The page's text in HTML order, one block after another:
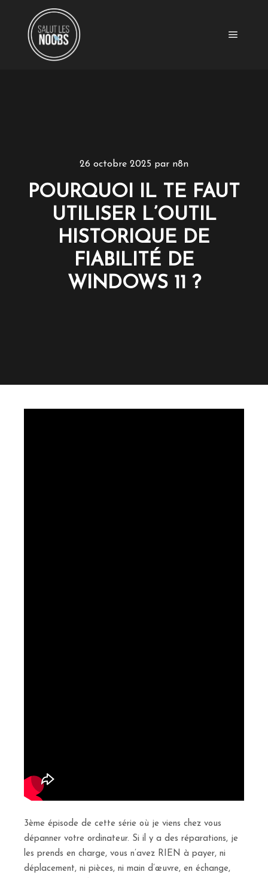
26 octobre 2025 par n8n
POURQUOI IL TE FAUT
UTILISER L’OUTIL
HISTORIQUE DE
FIABILITÉ DE
WINDOWS 11 ?
3ème épisode de cette série où je viens chez vous
dépanner votre ordinateur. Si il y a des réparations, je
les prends en charge, vous n’avez RIEN à payer, ni
déplacement, ni pièces, ni main d’œuvre, en échange,